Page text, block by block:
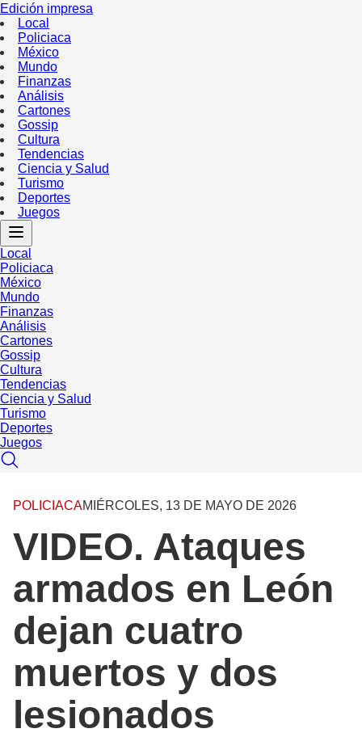
Edición impresa
Local
Policiaca
México
Mundo
Finanzas
Análisis
Cartones
Gossip
Cultura
Tendencias
Ciencia y Salud
Turismo
Deportes
Juegos
Local
Policiaca
México
Mundo
Finanzas
Análisis
Cartones
Gossip
Cultura
Tendencias
Ciencia y Salud
Turismo
Deportes
Juegos
POLICIACAMIÉRCOLES, 13 DE MAYO DE 2026
VIDEO. Ataques
armados en León
dejan cuatro
muertos y dos
lesionados